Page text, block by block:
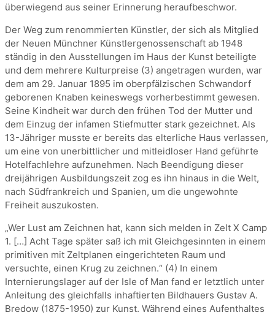
überwiegend aus seiner Erinnerung heraufbeschwor.
Der Weg zum renommierten Künstler, der sich als Mitglied
der Neuen Münchner Künstlergenossenschaft ab 1948
ständig in den Ausstellungen im Haus der Kunst beteiligte
und dem mehrere Kulturpreise (3) angetragen wurden, war
dem am 29. Januar 1895 im oberpfälzischen Schwandorf
geborenen Knaben keineswegs vorherbestimmt gewesen.
Seine Kindheit war durch den frühen Tod der Mutter und
dem Einzug der infamen Stiefmutter stark gezeichnet. Als
13-Jähriger musste er bereits das elterliche Haus verlassen,
um eine von unerbittlicher und mitleidloser Hand geführte
Hotelfachlehre aufzunehmen. Nach Beendigung dieser
dreijährigen Ausbildungszeit zog es ihn hinaus in die Welt,
nach Südfrankreich und Spanien, um die ungewohnte
Freiheit auszukosten.
„Wer Lust am Zeichnen hat, kann sich melden in Zelt X Camp
1. […] Acht Tage später saß ich mit Gleichgesinnten in einem
primitiven mit Zeltplanen eingerichteten Raum und
versuchte, einen Krug zu zeichnen.“ (4) In einem
Internierungslager auf der Isle of Man fand er letztlich unter
Anleitung des gleichfalls inhaftierten Bildhauers Gustav A.
Bredow (1875-1950) zur Kunst. Während eines Aufenthaltes